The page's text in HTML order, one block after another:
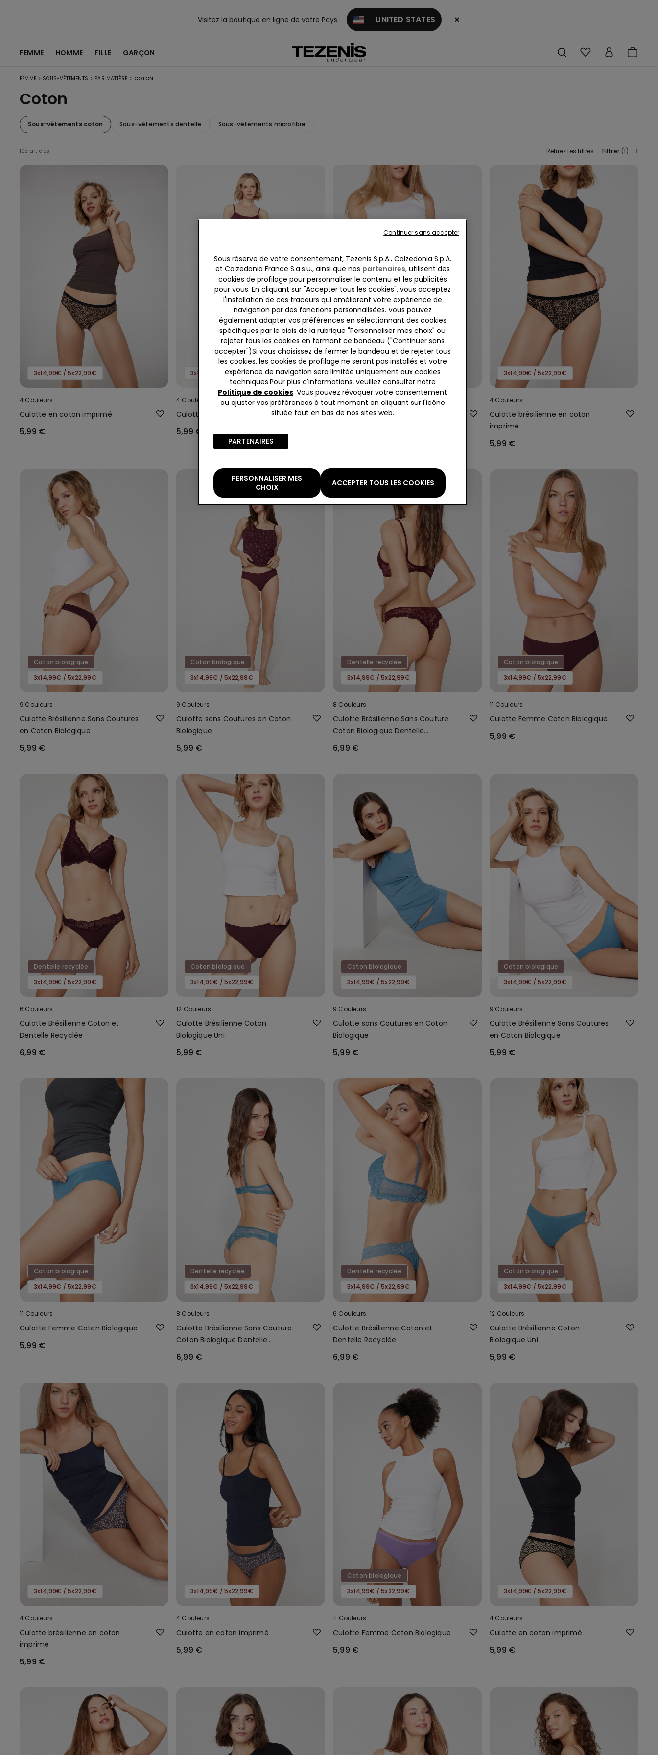
Visitez la boutique en ligne de votre Pays UNITED STATES ×
FEMME HOMME FILLE GARÇON
FEMME > SOUS-VÊTEMENTS > PAR MATIÈRE > COTON
Coton
Sous-vêtements coton Sous-vêtements dentelle Sous-vêtements microfibre
105 articles Retirez les filtres Filtrer (1)
3x14,99€ / 5x22,99€
4 Couleurs
Culotte en coton imprimé
5,99 €
3x14,99€ / 5x22,99€
4 Couleurs
Culotte en coton imprimé
5,99 €
3x14,99€ / 5x22,99€
4 Couleurs
Culotte brésilienne en coton
3x14,99€ / 5x22,99€
4 Couleurs
Culotte brésilienne en coton
imprimé
5,99 €
Coton biologique
3x14,99€ / 5x22,99€
9 Couleurs
Culotte Brésilienne Sans Coutures
en Coton Biologique
5,99 €
Coton biologique
3x14,99€ / 5x22,99€
9 Couleurs
Culotte sans Coutures en Coton
Biologique
5,99 €
Dentelle recyclée
3x14,99€ / 5x22,99€
8 Couleurs
Culotte Brésilienne Sans Couture
Coton Biologique Dentelle
6,99 €
Coton biologique
3x14,99€ / 5x22,99€
11 Couleurs
Culotte Femme Coton Biologique
5,99 €
Dentelle recyclée
3x14,99€ / 5x22,99€
6 Couleurs
Culotte Brésilienne Coton et
Dentelle Recyclée
6,99 €
Coton biologique
3x14,99€ / 5x22,99€
12 Couleurs
Culotte Brésilienne Coton
Biologique Uni
5,99 €
Coton biologique
3x14,99€ / 5x22,99€
9 Couleurs
Culotte sans Coutures en Coton
Biologique
5,99 €
Coton biologique
3x14,99€ / 5x22,99€
9 Couleurs
Culotte Brésilienne Sans Coutures
en Coton Biologique
5,99 €
Coton biologique
3x14,99€ / 5x22,99€
11 Couleurs
Culotte Femme Coton Biologique
5,99 €
Dentelle recyclée
3x14,99€ / 5x22,99€
8 Couleurs
Culotte Brésilienne Sans Couture
Coton Biologique Dentelle
6,99 €
Dentelle recyclée
3x14,99€ / 5x22,99€
6 Couleurs
Culotte Brésilienne Coton et
Dentelle Recyclée
6,99 €
Coton biologique
3x14,99€ / 5x22,99€
12 Couleurs
Culotte Brésilienne Coton
Biologique Uni
5,99 €
3x14,99€ / 5x22,99€
4 Couleurs
Culotte brésilienne en coton
imprimé
5,99 €
3x14,99€ / 5x22,99€
4 Couleurs
Culotte en coton imprimé
5,99 €
Coton biologique
3x14,99€ / 5x22,99€
11 Couleurs
Culotte Femme Coton Biologique
5,99 €
3x14,99€ / 5x22,99€
4 Couleurs
Culotte en coton imprimé
5,99 €
Sous réserve de votre consentement, Tezenis S.p.A., Calzedonia S.p.A.
et Calzedonia France S.a.s.u., ainsi que nos partenaires, utilisent des
cookies de profilage pour personnaliser le contenu et les publicités
pour vous. En cliquant sur "Accepter tous les cookies", vous acceptez
l'installation de ces traceurs qui améliorent votre expérience de
navigation par des fonctions personnalisées. Vous pouvez
également adapter vos préférences en sélectionnant des cookies
spécifiques par le biais de la rubrique "Personnaliser mes choix" ou
rejeter tous les cookies en fermant ce bandeau ("Continuer sans
accepter")​Si vous choisissez de fermer le bandeau et de rejeter tous
les cookies, les cookies de profilage ne seront pas installés et votre
expérience de navigation sera limitée uniquement aux cookies
techniques.​Pour plus d'informations, veuillez consulter notre
Politique de cookies. Vous pouvez révoquer votre consentement
ou ajuster vos préférences à tout moment en cliquant sur l'icône
située tout en bas de nos sites web.
PARTENAIRES​
PERSONNALISER MES
CHOIX
ACCEPTER TOUS LES COOKIES
Continuer sans accepter